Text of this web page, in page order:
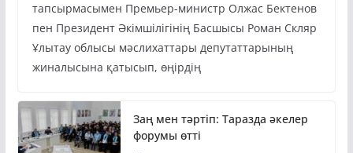
тапсырмасымен Премьер-министр Олжас Бектенов
пен Президент Әкімшілігінің Басшысы Роман Скляр
Ұлытау облысы мәслихаттары депутаттарының
жиналысына қатысып, өңірдің
Заң мен тәртіп: Таразда әкелер
форумы өтті